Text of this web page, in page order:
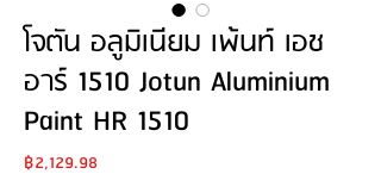
โจตัน อลูมิเนียม เพ้นท์ เอช
อาร์ 1510 Jotun Aluminium
Paint HR 1510
฿2,129.98